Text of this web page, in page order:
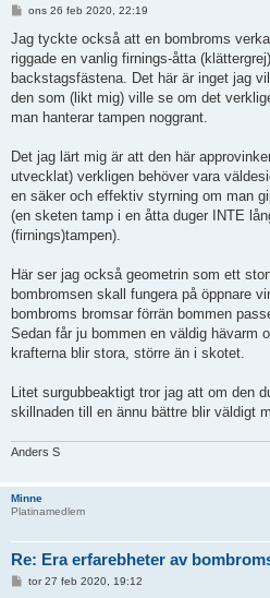
l
ä
g
g
ons 26 feb 2020, 22:19
Jag tyckte också att en bombroms
riggade en vanlig firnings-åtta
backstagsfästena. Det här är inget jag
den som (likt mig) ville se om det
man hanterar tampen noggrant.
Det jag lärt mig är att den här
utvecklat) verkligen behöver vara
en säker och effektiv styrning om man
(en sketen tamp i en åtta duger INTE
(firnings)tampen).
Här ser jag också geometrin som ett
bombromsen skall fungera på öppnare
bombroms bromsar förrän bommen
Sedan får ju bommen en väldig hävarm
krafterna blir stora, större än i skotet.
Litet surgubbeaktigt tror jag att om den
skillnaden till en ännu bättre blir väldigt
Anders S
Minne
Platinamedlem
Re: Era erfarebheter av
tor 27 feb 2020, 19:12